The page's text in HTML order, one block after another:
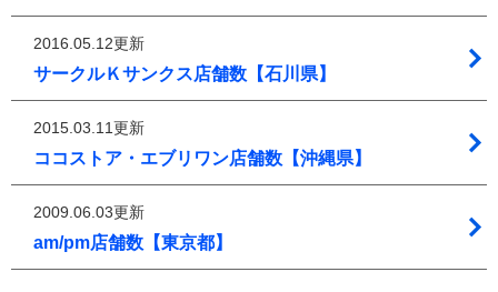
2016.05.12更新
サークルＫサンクス店舗数【石川県】
2015.03.11更新
ココストア・エブリワン店舗数【沖縄県】
2009.06.03更新
am/pm店舗数【東京都】